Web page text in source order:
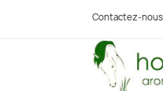
Contactez-nous